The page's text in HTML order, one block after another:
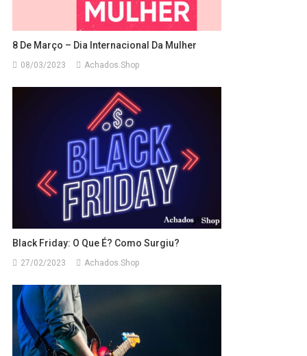
8 De Março – Dia Internacional Da Mulher
08/03/2023 Achados.Shop
Black Friday: O Que É? Como Surgiu?
27/02/2023 Achados.Shop